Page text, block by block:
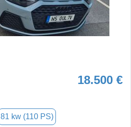
18.500 €
81 kw (110 PS)